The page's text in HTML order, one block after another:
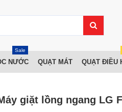
NƯỚC
Sale
QUẠT MÁT QUẠT ĐIỀU
giặt lồng ngang LG